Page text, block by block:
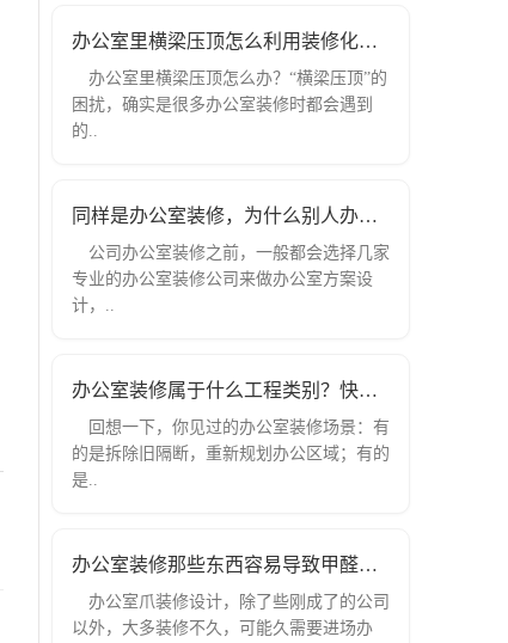
办公室里横梁压顶怎么利用装修化解？
办公室里横梁压顶怎么办？“横梁压顶”的
困扰，确实是很多办公室装修时都会遇到
的..
同样是办公室装修，为什么别人办公室装
公司办公室装修之前，一般都会选择几家
专业的办公室装修公司来做办公室方案设
计，..
办公室装修属于什么工程类别？快来了解
回想一下，你见过的办公室装修场景：有
的是拆除旧隔断，重新规划办公区域；有的
是..
办公室装修那些东西容易导致甲醛超标！
办公室爪装修设计，除了些刚成了的公司
以外，大多装修不久，可能久需要进场办